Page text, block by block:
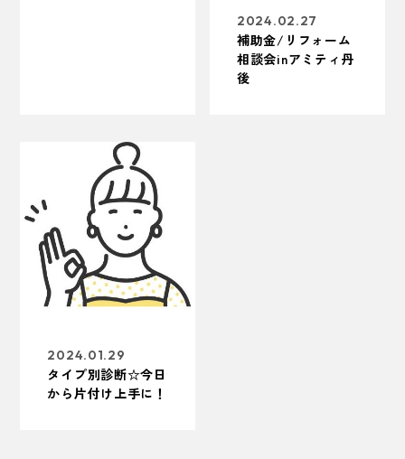
2024.02.27
補助金/リフォーム
相談会inアミティ丹
後
2024.01.29
タイプ別診断☆今日
から片付け上手に！